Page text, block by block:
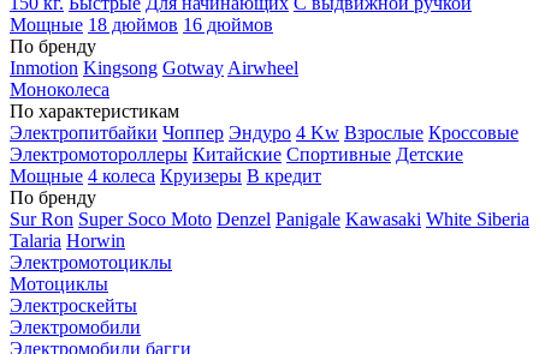
Мощные 18 дюймов 16 дюймов
По бренду
Inmotion Kingsong Gotway Airwheel
Моноколеса
По характеристикам
Электропитбайки Чоппер Эндуро 4 Kw Взрослые Кроссовые
Электромотороллеры Китайские Спортивные Детские
Мощные 4 колеса Круизеры В кредит
По бренду
Sur Ron Super Soco Moto Denzel Panigale Kawasaki White Siberia
Talaria Horwin
Электромотоциклы
Мотоциклы
Электроскейты
Электромобили
Электромобили багги